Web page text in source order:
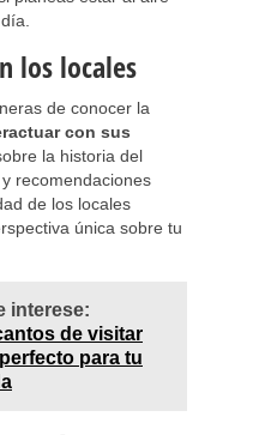
los locales
de conocer la
con sus
la historia del
recomendaciones
de los locales
única sobre tu
interese:
de visitar
para tu